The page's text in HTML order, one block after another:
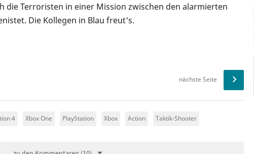
die Terroristen in einer Mission zwischen den alarmierten
Die Kollegen in Blau freut's.
nächste Seite
4 Xbox One PlayStation Xbox Action Taktik-Shooter